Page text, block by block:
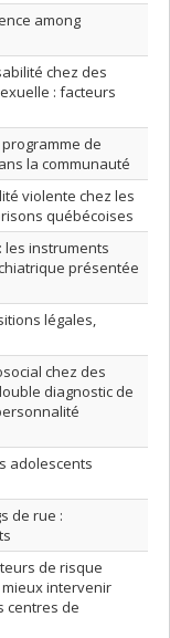
among
chez des
: facteurs
de
la communauté
violente chez les
québécoises
les instruments
présentée
légales,
chez des
diagnostic de
adolescents
de rue :
de risque
intervenir
centres de